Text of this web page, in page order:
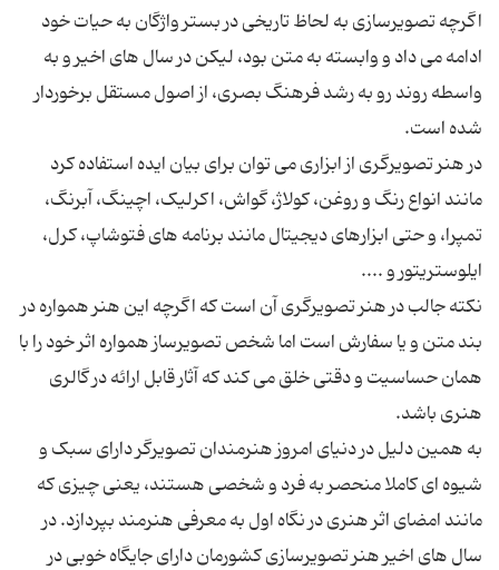
اگرچه تصویرسازی به لحاظ تاریخی در بستر واژگان به حیات خود
ادامه می داد و وابسته به متن بود، لیکن در سال های اخیر و به
واسطه روند رو به رشد فرهنگ بصری، از اصول مستقل برخوردار
در هنر تصویرگری از ابزاری می توان برای بیان ایده استفاده کرد
مانند انواع رنگ و روغن، کولاژ، گواش، اکرلیک، اچینگ، آبرنگ،
تمپرا، و حتی ابزارهای دیجیتال مانند برنامه های فتوشاپ، کرل،
نکته جالب در هنر تصویرگری آن است که اگرچه این هنر همواره در
بند متن و یا سفارش است اما شخص تصویرساز همواره اثر خود را با
همان حساسیت و دقتی خلق می کند که آثار قابل ارائه در گالری
به همین دلیل در دنیای امروز هنرمندان تصویرگر دارای سبک و
شیوه ای کاملا منحصر به فرد و شخصی هستند، یعنی چیزی که
مانند امضای اثر هنری در نگاه اول به معرفی هنرمند بپردازد. در
سال های اخیر هنر تصویرسازی کشورمان دارای جایگاه خوبی در